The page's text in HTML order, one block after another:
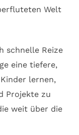
Welt
schnelle Reize
eine tiefere,
lernen,
Projekte zu
weit über die